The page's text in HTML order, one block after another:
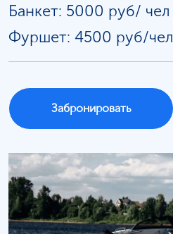
Банкет: 5000 руб/ чел
Фуршет: 4500 руб/чел
Забронировать